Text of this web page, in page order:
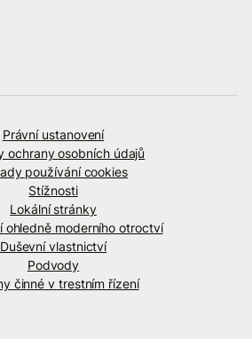
Právní ustanovení
ochrany osobních údajů
používání cookies
Stížnosti
Lokální stránky
ohledně moderního otroctví
Duševní vlastnictví
Podvody
činné v trestním řízení